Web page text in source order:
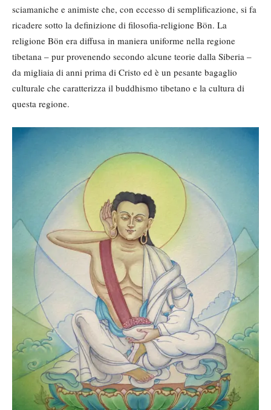
sciamaniche e animiste che, con eccesso di semplificazione, si fa
ricadere sotto la definizione di filosofia-religione Bön. La
religione Bön era diffusa in maniera uniforme nella regione
tibetana – pur provenendo secondo alcune teorie dalla Siberia –
da migliaia di anni prima di Cristo ed è un pesante bagaglio
culturale che caratterizza il buddhismo tibetano e la cultura di
questa regione.